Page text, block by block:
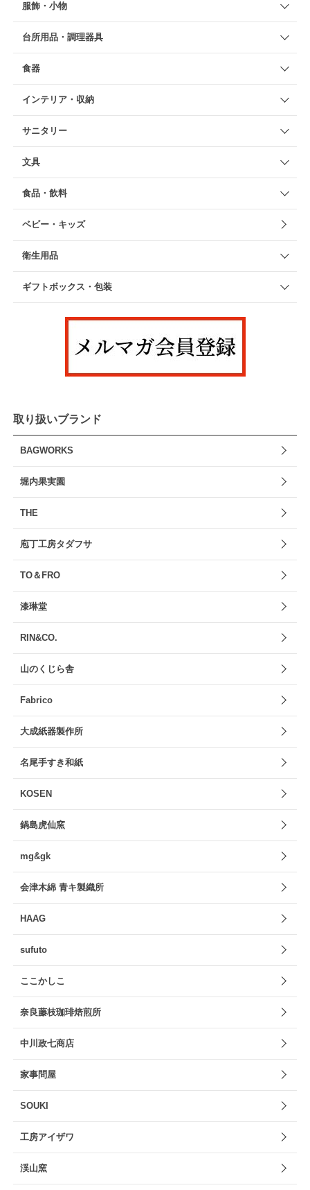
服飾・小物
台所用品・調理器具
食器
インテリア・収納
サニタリー
文具
食品・飲料
ベビー・キッズ
衛生用品
ギフトボックス・包装
取り扱いブランド
BAGWORKS
堀内果実園
THE
庖丁工房タダフサ
TO＆FRO
漆琳堂
RIN&CO.
山のくじら舎
Fabrico
大成紙器製作所
名尾手すき和紙
KOSEN
鍋島虎仙窯
mg&gk
会津木綿 青キ製織所
HAAG
sufuto
ここかしこ
奈良藤枝珈琲焙煎所
中川政七商店
家事問屋
SOUKI
工房アイザワ
渓山窯